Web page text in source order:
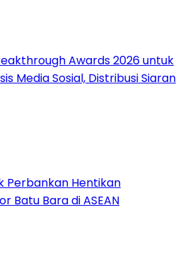
Awards 2026 untuk
Media Sosial, Distribusi Siaran
Perbankan Hentikan
Batu Bara di ASEAN